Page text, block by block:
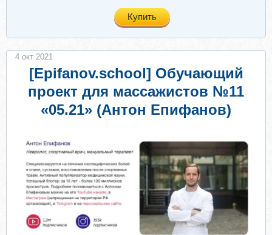
Купить
[Epifanov.school] Обучающий
проект для массажистов №11
«05.21» (Антон Епифанов)
4 окт 2021